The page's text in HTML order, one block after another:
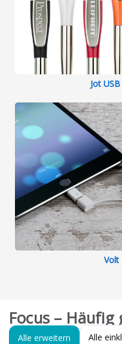
Jot
Volt
Focus –
Alle erweitern Alle